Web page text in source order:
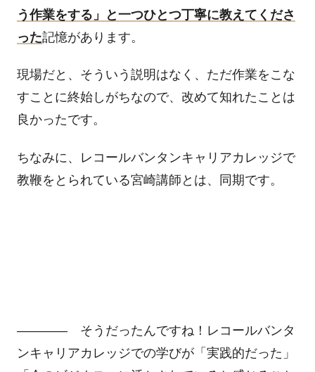
う作業をする」と一つひとつ丁寧に教えてくださ
った記憶があります。
現場だと、そういう説明はなく、ただ作業をこな
すことに終始しがちなので、改めて知れたことは
良かったです。
ちなみに、レコールバンタンキャリアカレッジで
教鞭をとられている宮崎講師とは、同期です。
―――― そうだったんですね！レコールバンタ
ンキャリアカレッジでの学びが「実践的だった」